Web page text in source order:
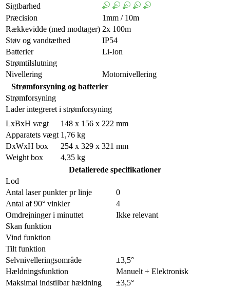
Sigtbarhed
Præcision
1mm / 10m
Rækkevidde (med modtager) 2x 100m
Støv og vandtæthed
IP54
Batterier
Li-Ion
Strømtilslutning
Nivellering
Motornivellering
Strømforsyning og batterier
Strømforsyning
Lader integreret i strømforsyning
LxBxH vægt
148 x 156 x 222 mm
Apparatets vægt 1,76 kg
DxWxH box
254 x 329 x 321 mm
Weight box
4,35 kg
Detalierede specifikationer
Lod
Antal laser punkter pr linje
0
Antal af 90° vinkler
4
Omdrejninger i minuttet
Ikke relevant
Skan funktion
Vind funktion
Tilt funktion
Selvnivelleringsområde
±3,5°
Hældningsfunktion
Manuelt + Elektronisk
Maksimal indstilbar hældning
±3,5°